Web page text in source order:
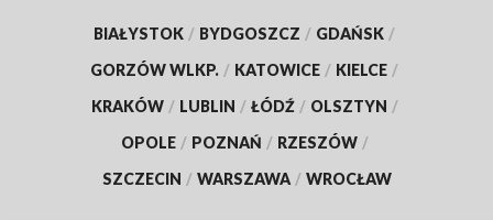
BIAŁYSTOK / BYDGOSZCZ / GDAŃSK /
GORZÓW WLKP. / KATOWICE / KIELCE /
KRAKÓW / LUBLIN / ŁÓDŹ / OLSZTYN /
OPOLE / POZNAŃ / RZESZÓW /
SZCZECIN / WARSZAWA / WROCŁAW